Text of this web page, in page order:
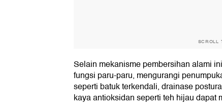
SCROLL
Selain mekanisme pembersihan alami
fungsi paru-paru, mengurangi
seperti batuk terkendali, drainase
kaya antioksidan seperti teh hijau dapat